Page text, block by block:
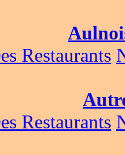
Restaurants
Restaurants